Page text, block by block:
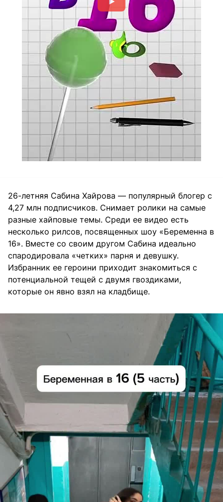
26-летняя Сабина Хайрова — популярный блогер с
4,27 млн подписчиков. Снимает ролики на самые
разные хайповые темы. Среди ее видео есть
несколько рилсов, посвященных шоу «Беременна в
16». Вместе со своим другом Сабина идеально
спародировала «четких» парня и девушку.
Избранник ее героини приходит знакомиться с
потенциальной тещей с двумя гвоздиками,
которые он явно взял на кладбище.